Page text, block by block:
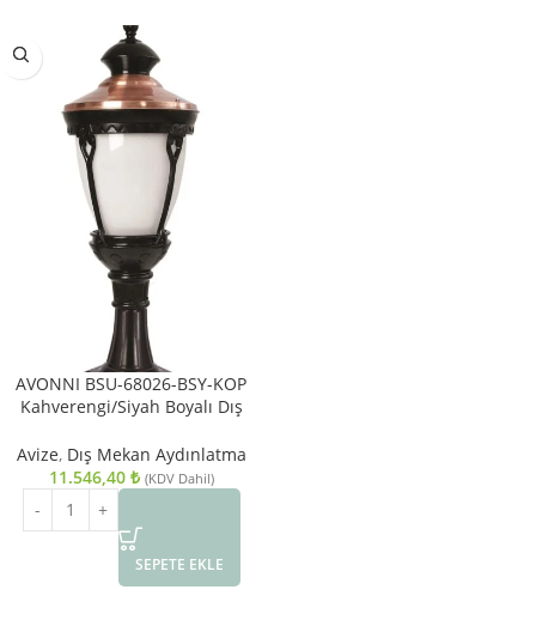
AVONNI BSU-68026-BSY-KOP
Kahverengi/Siyah Boyalı Dış
Aluminyum Polikarbon Cam
30cm
Avize, Dış Mekan Aydınlatma
11.546,40 ₺ (KDV Dahil)
SEPETE EKLE